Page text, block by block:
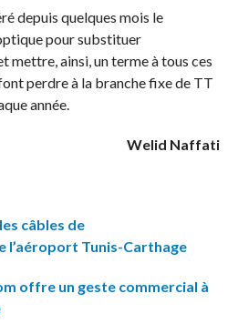
depuis quelques mois le
pour substituer
mettre, ainsi, un terme à tous ces
perdre à la branche fixe de TT
année.
Welid Naffati
câbles de
l’aéroport Tunis-Carthage
offre un geste commercial à